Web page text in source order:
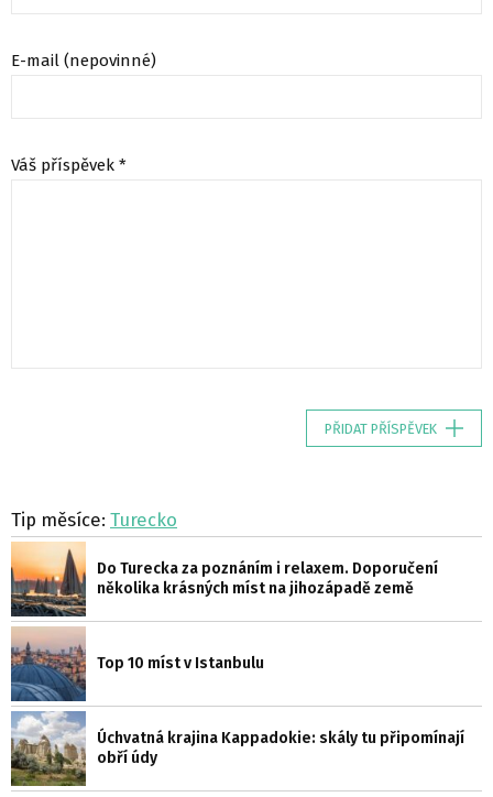
E-mail (nepovinné)
Váš příspěvek *
PŘIDAT PŘÍSPĚVEK
Tip měsíce: Turecko
Do Turecka za poznáním i relaxem. Doporučení
několika krásných míst na jihozápadě země
Top 10 míst v Istanbulu
Úchvatná krajina Kappadokie: skály tu připomínají
obří údy